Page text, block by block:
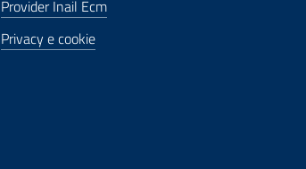
Provider Inail Ecm
Privacy e cookie